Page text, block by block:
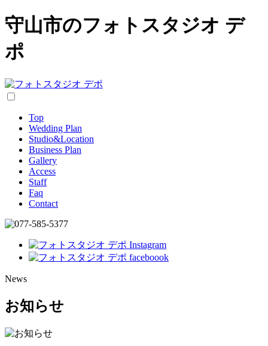
守山市のフォトスタジオ デ
ポ
Top
Wedding Plan
Studio&Location
Business Plan
Gallery
Access
Staff
Faq
Contact
News
お知らせ